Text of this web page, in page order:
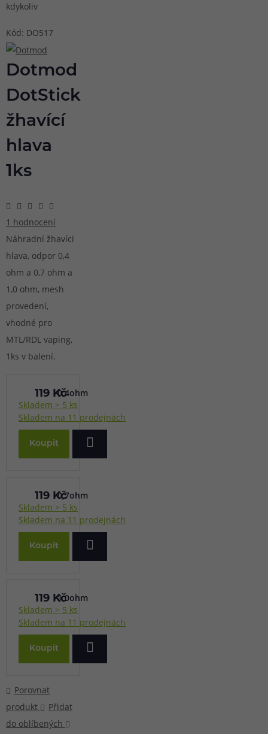
kdykoliv
Kód: DO517
Dotmod
DotStick
žhavící
hlava
1ks
1 hodnocení
Náhradní žhavící
hlava, odpor 0,4
ohm a 0,7 ohm a
1,0 ohm, mesh
provedení,
vhodné pro
MTL/RDL vaping,
1ks v balení.
0,4ohm
Skladem > 5 ks
Skladem na 11 prodejnách
119 Kč
Koupit
0,7ohm
Skladem > 5 ks
Skladem na 11 prodejnách
119 Kč
Koupit
1,0ohm
Skladem > 5 ks
Skladem na 11 prodejnách
119 Kč
Koupit
Porovnat
produkt
Přidat
do oblíbených